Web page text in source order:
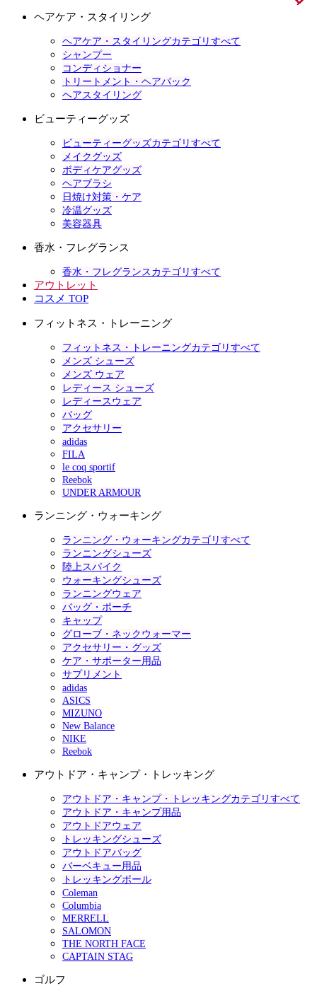
ヘアケア・スタイリング
ヘアケア・スタイリングカテゴリすべて
シャンプー
コンディショナー
トリートメント・ヘアパック
ヘアスタイリング
ビューティーグッズ
ビューティーグッズカテゴリすべて
メイクグッズ
ボディケアグッズ
ヘアブラシ
日焼け対策・ケア
冷温グッズ
美容器具
香水・フレグランス
香水・フレグランスカテゴリすべて
アウトレット
コスメ TOP
フィットネス・トレーニング
フィットネス・トレーニングカテゴリすべて
メンズ シューズ
メンズ ウェア
レディース シューズ
レディースウェア
バッグ
アクセサリー
adidas
FILA
le coq sportif
Reebok
UNDER ARMOUR
ランニング・ウォーキング
ランニング・ウォーキングカテゴリすべて
ランニングシューズ
陸上スパイク
ウォーキングシューズ
ランニングウェア
バッグ・ポーチ
キャップ
グローブ・ネックウォーマー
アクセサリー・グッズ
ケア・サポーター用品
サプリメント
adidas
ASICS
MIZUNO
New Balance
NIKE
Reebok
アウトドア・キャンプ・トレッキング
アウトドア・キャンプ・トレッキングカテゴリすべて
アウトドア・キャンプ用品
アウトドアウェア
トレッキングシューズ
アウトドアバッグ
バーベキュー用品
トレッキングポール
Coleman
Columbia
MERRELL
SALOMON
THE NORTH FACE
CAPTAIN STAG
ゴルフ